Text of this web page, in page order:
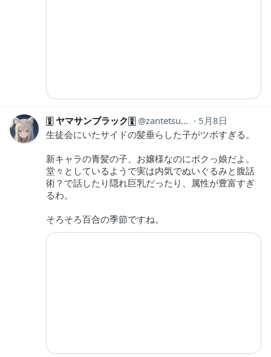
🀋 ヤマサンブラック🀋 zantetsusen
5月8日
生徒会にいたサイドの髪垂らした子がツボすぎる。
新キャラの青髪の子、お嬢様なのにボクっ娘だよ。
堂々としているようで実は内気でぬいぐるみと腹話
術？で話したり隠れ巨乳だったり、属性が豊富すぎ
るわ。
そろそろ百合の季節ですね。